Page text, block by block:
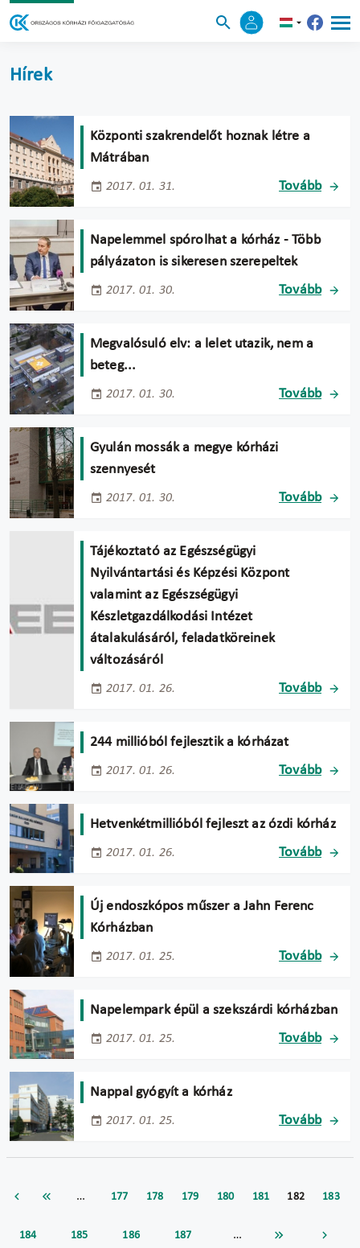
Hírek
Központi szakrendelőt hoznak létre a
Mátrában
2017. 01. 31. Tovább
Napelemmel spórolhat a kórház - Több
pályázaton is sikeresen szerepeltek
2017. 01. 30. Tovább
Megvalósuló elv: a lelet utazik, nem a
beteg...
2017. 01. 30. Tovább
Gyulán mossák a megye kórházi
szennyesét
2017. 01. 30. Tovább
Tájékoztató az Egészségügyi
Nyilvántartási és Képzési Központ
valamint az Egészségügyi
Készletgazdálkodási Intézet
átalakulásáról, feladatköreinek
változásáról
2017. 01. 26. Tovább
244 millióból fejlesztik a kórházat
2017. 01. 26. Tovább
Hetvenkétmillióból fejleszt az ózdi kórház
2017. 01. 26. Tovább
Új endoszkópos műszer a Jahn Ferenc
Kórházban
2017. 01. 25. Tovább
Napelempark épül a szekszárdi kórházban
2017. 01. 25. Tovább
Nappal gyógyít a kórház
2017. 01. 25. Tovább
… 177 178 179 180 181 182 183
184 185 186 187 …